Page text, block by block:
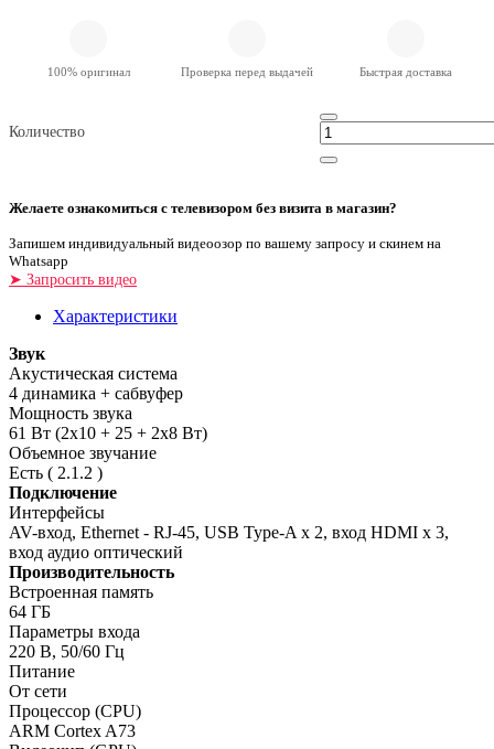
100% оригинал Проверка перед выдачей Быстрая доставка
Количество
Желаете ознакомиться с телевизором без визита в магазин?
Запишем индивидуальный видеоозор по вашему запросу и скинем на
Whatsapp
➤ Запросить видео
Характеристики
Звук
Акустическая система
4 динамика + сабвуфер
Мощность звука
61 Вт (2х10 + 25 + 2x8 Вт)
Объемное звучание
Есть ( 2.1.2 )
Подключение
Интерфейсы
AV-вход, Ethernet - RJ-45, USB Type-A x 2, вход HDMI x 3,
вход аудио оптический
Производительность
Встроенная память
64 ГБ
Параметры входа
220 В, 50/60 Гц
Питание
От сети
Процессор (CPU)
ARM Cortex A73